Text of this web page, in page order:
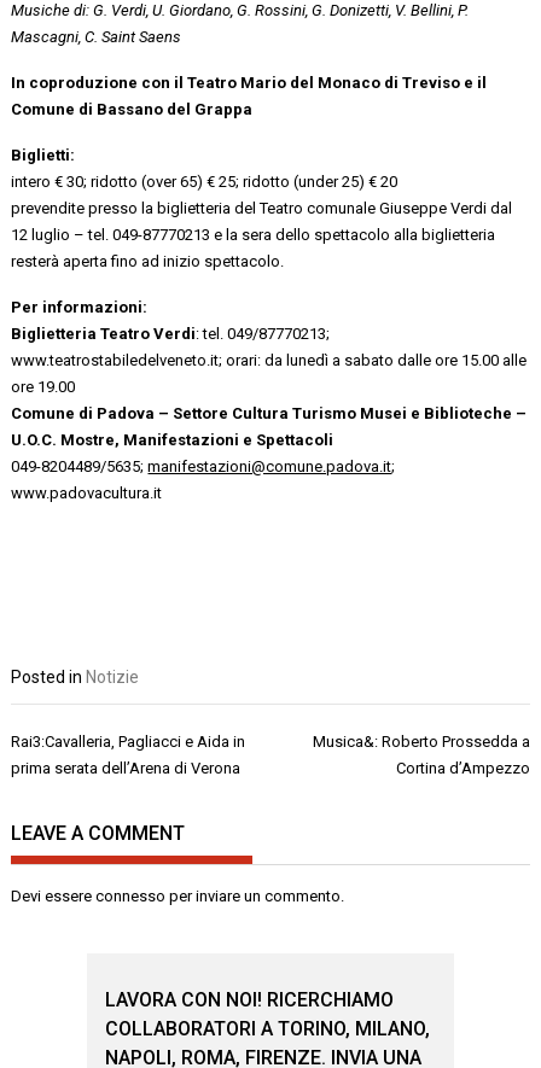
Musiche di: G. Verdi, U. Giordano, G. Rossini, G. Donizetti, V. Bellini, P.
Mascagni, C. Saint Saens
In coproduzione con il Teatro Mario del Monaco di Treviso e il
Comune di Bassano del Grappa
Biglietti:
intero € 30; ridotto (over 65) € 25; ridotto (under 25) € 20
prevendite presso la biglietteria del Teatro comunale Giuseppe Verdi dal
12 luglio – tel. 049-87770213 e la sera dello spettacolo alla biglietteria
resterà aperta fino ad inizio spettacolo.
Per informazioni:
Biglietteria Teatro Verdi: tel. 049/87770213;
www.teatrostabiledelveneto.it; orari: da lunedì a sabato dalle ore 15.00 alle
ore 19.00
Comune di Padova – Settore Cultura Turismo Musei e Biblioteche –
U.O.C. Mostre, Manifestazioni e Spettacoli
049-8204489/5635;manifestazioni@comune.padova.it;
www.padovacultura.it
Posted in Notizie
Navigazione
articoli
Rai3:Cavalleria, Pagliacci e Aida in
prima serata dell’Arena di Verona
Musica&: Roberto Prossedda a
Cortina d’Ampezzo
LEAVE A COMMENT
Devi essereconnesso per inviare un commento.
LAVORA CON NOI! RICERCHIAMO
COLLABORATORI A TORINO, MILANO,
NAPOLI, ROMA, FIRENZE. INVIA UNA